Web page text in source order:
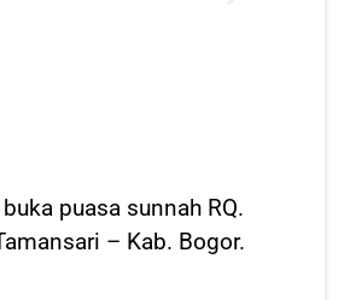
puasa sunnah RQ.
– Kab. Bogor.